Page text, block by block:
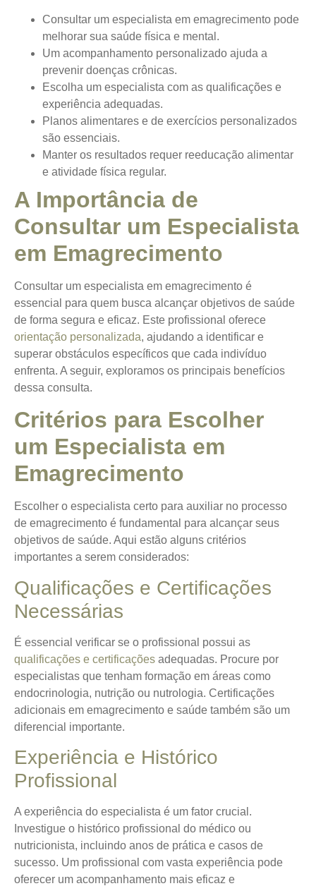
Consultar um especialista em emagrecimento pode
melhorar sua saúde física e mental.
Um acompanhamento personalizado ajuda a
prevenir doenças crônicas.
Escolha um especialista com as qualificações e
experiência adequadas.
Planos alimentares e de exercícios personalizados
são essenciais.
Manter os resultados requer reeducação alimentar
e atividade física regular.
A Importância de
Consultar um Especialista
em Emagrecimento
Consultar um especialista em emagrecimento é
essencial para quem busca alcançar objetivos de saúde
de forma segura e eficaz. Este profissional oferece
orientação personalizada, ajudando a identificar e
superar obstáculos específicos que cada indivíduo
enfrenta. A seguir, exploramos os principais benefícios
dessa consulta.
Critérios para Escolher
um Especialista em
Emagrecimento
Escolher o especialista certo para auxiliar no processo
de emagrecimento é fundamental para alcançar seus
objetivos de saúde. Aqui estão alguns critérios
importantes a serem considerados:
Qualificações e Certificações
Necessárias
É essencial verificar se o profissional possui as
qualificações e certificações adequadas. Procure por
especialistas que tenham formação em áreas como
endocrinologia, nutrição ou nutrologia. Certificações
adicionais em emagrecimento e saúde também são um
diferencial importante.
Experiência e Histórico
Profissional
A experiência do especialista é um fator crucial.
Investigue o histórico profissional do médico ou
nutricionista, incluindo anos de prática e casos de
sucesso. Um profissional com vasta experiência pode
oferecer um acompanhamento mais eficaz e